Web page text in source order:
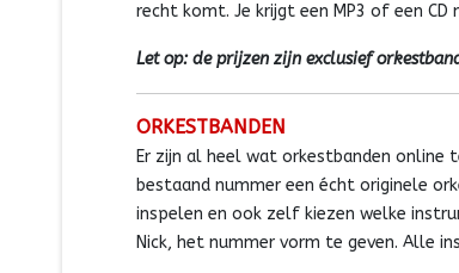
recht komt. Je krijgt een MP3 of een
Let op: de prijzen zijn exclusief
ORKESTBANDEN
Er zijn al heel wat orkestbanden online
bestaand nummer een écht originele
inspelen en ook zelf kiezen welke
Nick, het nummer vorm te geven. Alle